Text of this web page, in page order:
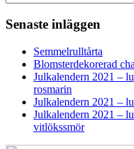
for:
Senaste inläggen
Semmelrulltårta
Blomsterdekorerad
Julkalendern 2021 –
rosmarin
Julkalendern 2021 –
Julkalendern 2021 –
vitlökssmör